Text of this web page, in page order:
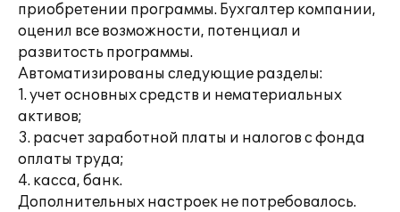
приобретении программы. Бухгалтер компании,
оценил все возможности, потенциал и
развитость программы.
Автоматизированы следующие разделы:
1. учет основных средств и нематериальных
активов;
3. расчет заработной платы и налогов с фонда
оплаты труда;
4. касса, банк.
Дополнительных настроек не потребовалось.